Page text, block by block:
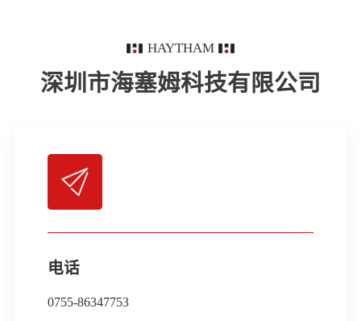
HAYTHAM
深圳市海塞姆科技有限公司
电话
0755-86347753